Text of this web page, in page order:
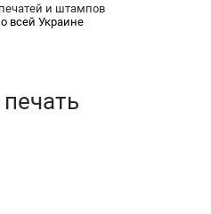
и штампов
всей Украине